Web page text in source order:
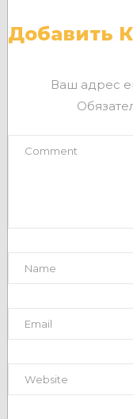
Добавить
Ваш адрес